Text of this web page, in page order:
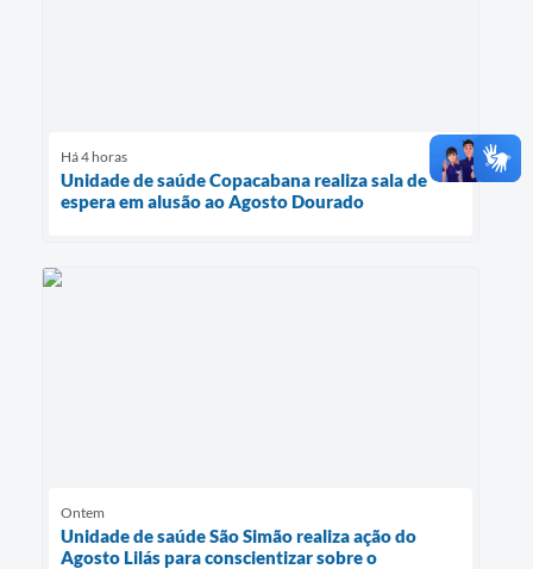
Há 4 horas
Unidade de saúde Copacabana realiza sala de
espera em alusão ao Agosto Dourado
Ontem
Unidade de saúde São Simão realiza ação do
Agosto Lilás para conscientizar sobre o